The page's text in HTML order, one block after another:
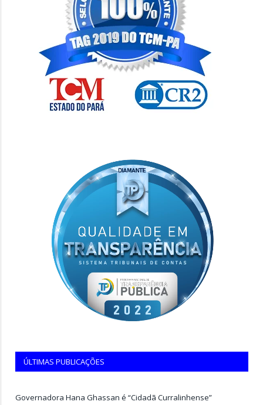
ÚLTIMAS PUBLICAÇÕES
Governadora Hana Ghassan é “Cidadã Curralinhense”